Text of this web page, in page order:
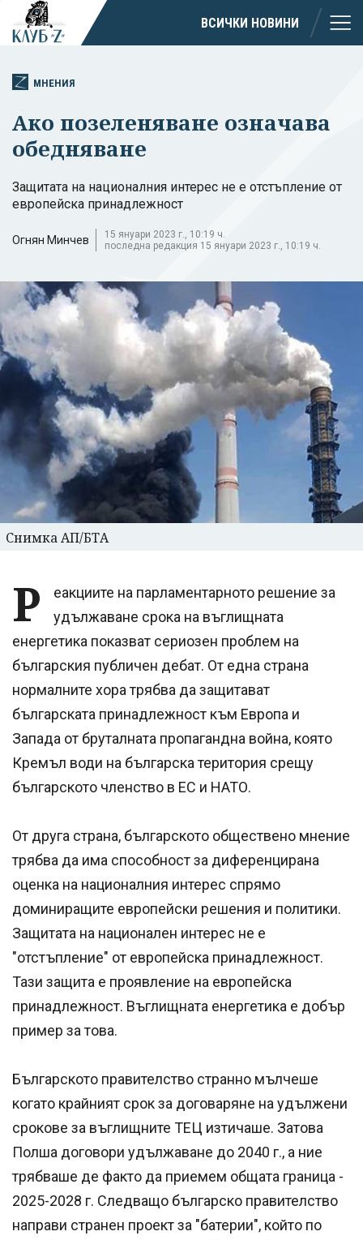
ВСИЧКИ НОВИНИ
МНЕНИЯ
Ако позеленяване означава
обедняване
Защитата на националния интерес не е отстъпление от
европейска принадлежност
Огнян Минчев
15 януари 2023 г., 10:19 ч.
последна редакция 15 януари 2023 г., 10:19 ч.
Снимка АП/БТА
Р
еакциите на парламентарното решение за
удължаване срока на въглищната
енергетика показват сериозен проблем на
българския публичен дебат. От една страна
нормалните хора трябва да защитават
българската принадлежност към Европа и
Запада от бруталната пропагандна война, която
Кремъл води на българска територия срещу
българското членство в ЕС и НАТО.
От друга страна, българското обществено мнение
трябва да има способност за диференцирана
оценка на националния интерес спрямо
доминиращите европейски решения и политики.
Защитата на национален интерес не е
"отстъпление" от европейска принадлежност.
Тази защита е проявление на европейска
принадлежност. Въглищната енергетика е добър
пример за това.
Българското правителство странно мълчеше
когато крайният срок за договаряне на удължени
срокове за въглищните ТЕЦ изтичаше. Затова
Полша договори удължаване до 2040 г., а ние
трябваше де факто да приемем общата граница -
2025-2028 г. Следващо българско правителство
направи странен проект за "батерии", който по